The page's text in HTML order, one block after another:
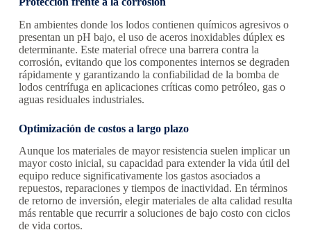
En ambientes donde los lodos contienen químicos agresivos o
presentan un pH bajo, el uso de aceros inoxidables dúplex es
determinante. Este material ofrece una barrera contra la
corrosión, evitando que los componentes internos se degraden
rápidamente y garantizando la confiabilidad de la bomba de
lodos centrífuga en aplicaciones críticas como petróleo, gas o
aguas residuales industriales.
Optimización de costos a largo plazo
Aunque los materiales de mayor resistencia suelen implicar un
mayor costo inicial, su capacidad para extender la vida útil del
equipo reduce significativamente los gastos asociados a
repuestos, reparaciones y tiempos de inactividad. En términos
de retorno de inversión, elegir materiales de alta calidad resulta
más rentable que recurrir a soluciones de bajo costo con ciclos
de vida cortos.